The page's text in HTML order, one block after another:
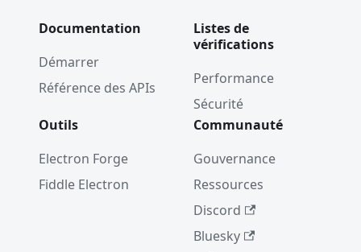
Documentation
Démarrer
Référence des APIs
Listes de
vérifications
Performance
Sécurité
Outils
Electron Forge
Fiddle Electron
Communauté
Gouvernance
Ressources
Discord
Bluesky